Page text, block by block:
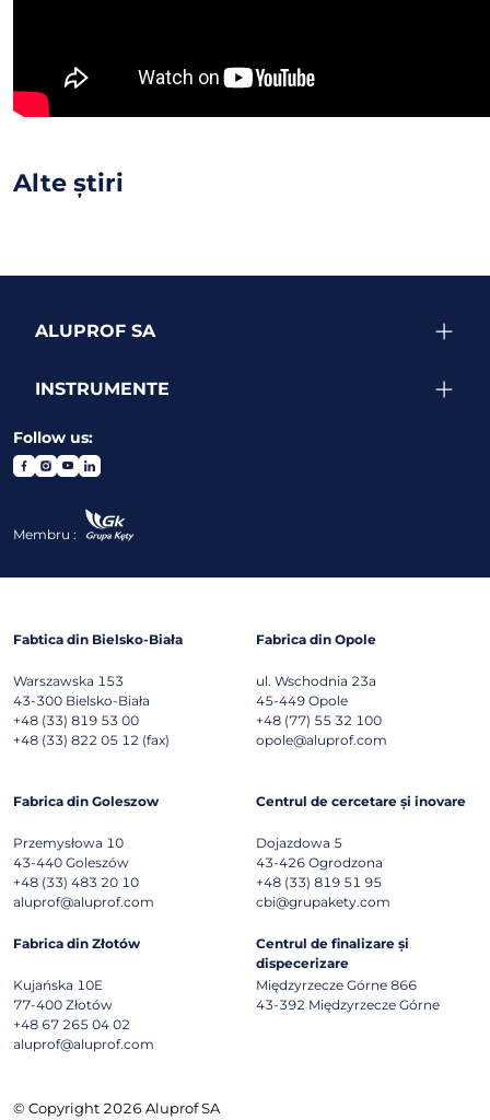
Alte știri
ALUPROF SA
INSTRUMENTE
Follow us:
Membru :
Fabtica din Bielsko-Biała
Warszawska 153
43-300 Bielsko-Biała
+48 (33) 819 53 00
+48 (33) 822 05 12 (fax)
Fabrica din Opole
ul. Wschodnia 23a
45-449 Opole
+48 (77) 55 32 100
opole@aluprof.com
Fabrica din Goleszow
Przemysłowa 10
43-440 Goleszów
+48 (33) 483 20 10
aluprof@aluprof.com
Centrul de cercetare și inovare
Dojazdowa 5
43-426 Ogrodzona
+48 (33) 819 51 95
cbi@grupakety.com
Fabrica din Złotów
Kujańska 10E
77-400 Złotów
+48 67 265 04 02
aluprof@aluprof.com
Centrul de finalizare și
dispecerizare
Międzyrzecze Górne 866
43-392 Międzyrzecze Górne
© Copyright 2026 Aluprof SA